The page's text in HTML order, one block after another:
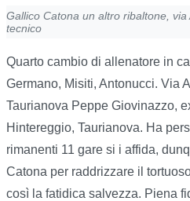
Gallico Catona un altro ribaltone,
tecnico
Quarto cambio di allenatore in
Germano, Misiti, Antonucci. Via
Taurianova Peppe Giovinazzo,
Hintereggio, Taurianova. Ha
rimanenti 11 gare si i affida,
Catona per raddrizzare il
così la fatidica salvezza. Piena